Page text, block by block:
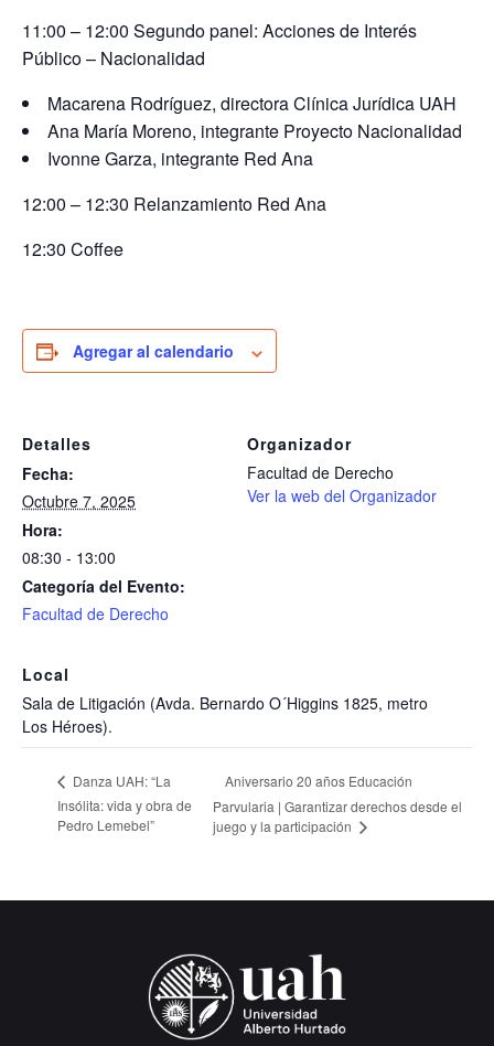
11:00 – 12:00 Segundo panel: Acciones de Interés
Público – Nacionalidad
Macarena Rodríguez, directora Clínica Jurídica UAH
Ana María Moreno, integrante Proyecto Nacionalidad
Ivonne Garza, integrante Red Ana
12:00 – 12:30 Relanzamiento Red Ana
12:30 Coffee
Agregar al calendario
Detalles
Fecha:
Octubre 7, 2025
Hora:
08:30 - 13:00
Categoría del Evento:
Facultad de Derecho
Organizador
Facultad de Derecho
Ver la web del Organizador
Local
Sala de Litigación (Avda. Bernardo O´Higgins 1825, metro
Los Héroes).
Danza UAH: “La
Insólita: vida y obra de
Pedro Lemebel”
Aniversario 20 años Educación
Parvularia | Garantizar derechos desde el
juego y la participación